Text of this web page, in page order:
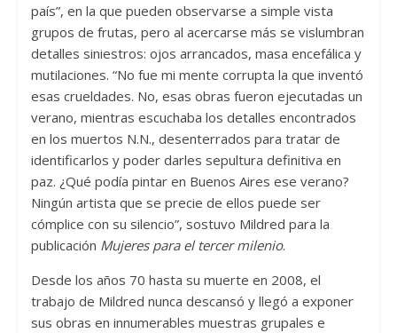
país”, en la que pueden observarse a simple vista
grupos de frutas, pero al acercarse más se vislumbran
detalles siniestros: ojos arrancados, masa encefálica y
mutilaciones. “No fue mi mente corrupta la que inventó
esas crueldades. No, esas obras fueron ejecutadas un
verano, mientras escuchaba los detalles encontrados
en los muertos N.N., desenterrados para tratar de
identificarlos y poder darles sepultura definitiva en
paz. ¿Qué podía pintar en Buenos Aires ese verano?
Ningún artista que se precie de ellos puede ser
cómplice con su silencio”, sostuvo Mildred para la
publicación Mujeres para el tercer milenio.
Desde los años 70 hasta su muerte en 2008, el
trabajo de Mildred nunca descansó y llegó a exponer
sus obras en innumerables muestras grupales e